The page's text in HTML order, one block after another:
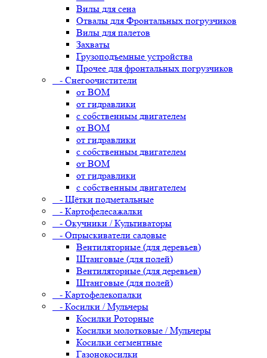
Вилы для сена
Отвалы для Фронтальных погрузчиков
Вилы для палетов
Захваты
Грузоподъемные устройства
Прочее для фронтальных погрузчиков
- Снегоочистители
от ВОМ
от гидравлики
с собственным двигателем
от ВОМ
от гидравлики
с собственным двигателем
от ВОМ
от гидравлики
с собственным двигателем
- Щётки подметальные
- Картофелесажалки
- Окучники / Культиваторы
- Опрыскиватели садовые
Вентиляторные (для деревьев)
Штанговые (для полей)
Вентиляторные (для деревьев)
Штанговые (для полей)
- Картофелекопалки
- Косилки / Мульчеры
Косилки Роторные
Косилки молотковые / Мульчеры
Косилки сегментные
Газонокосилки